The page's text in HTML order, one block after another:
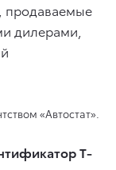
продаваемые
дилерами,
«Автостат».
T-